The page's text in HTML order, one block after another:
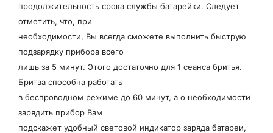
продолжительность срока службы батарейки. Следует
отметить, что, при
необходимости, Вы всегда сможете выполнить быструю
подзарядку прибора всего
лишь за 5 минут. Этого достаточно для 1 сеанса бритья.
Бритва способна работать
в беспроводном режиме до 60 минут, а о необходимости
зарядить прибор Вам
подскажет удобный световой индикатор заряда батареи,